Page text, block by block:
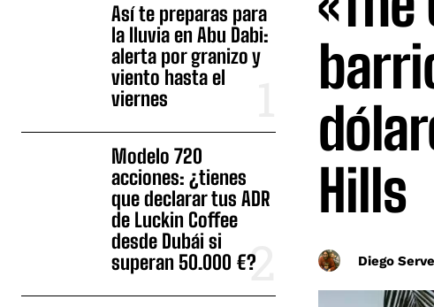
Así te preparas para
la lluvia en Abu Dabi:
alerta por granizo y
viento hasta el
viernes
Modelo 720
acciones: ¿tienes
que declarar tus ADR
de Luckin Coffee
desde Dubái si
superan 50.000 €?
Hills
Diego